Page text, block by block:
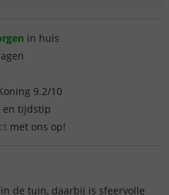
in huis
9.2/10
en tijdstip
met ons op!
de tuin, daarbij is sfeervolle